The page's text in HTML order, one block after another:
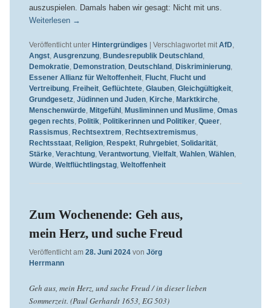
auszuspielen. Damals haben wir gesagt: Nicht mit uns.
Weiterlesen →
Veröffentlicht unter Hintergründiges Verschlagwortet mit AfD,
Angst, Ausgrenzung, Bundesrepublik Deutschland ,
Demokratie, Demonstration, Deutschland , Diskriminierung,
Essener Allianz für Weltoffenheit, Flucht, Flucht und
Vertreibung, Freiheit, Geflüchtete, Glauben, Gleichgültigkeit,
Grundgesetz, Jüdinnen und Juden, Kirche, Marktkirche,
Menschenwürde, Mitgefühl , Musliminnen und Muslime, Omas
gegen rechts, Politik, Politikerinnen und Politiker, Queer,
Rassismus, Rechtsextrem, Rechtsextremismus,
Rechtsstaat, Religion, Respekt, Ruhrgebiet, Solidarität,
Stärke, Verachtung, Verantwortung, Vielfalt, Wahlen, Wählen,
Würde, Weltflüchtlingstag, Weltoffenheit
Zum Wochenende: Geh aus,
mein Herz, und suche Freud
Veröffentlicht am 28. Juni 2024 von Jörg
Herrmann
Geh aus, mein Herz, und suche Freud / in dieser lieben
Sommerzeit. (Paul Gerhardt 1653, EG 503)